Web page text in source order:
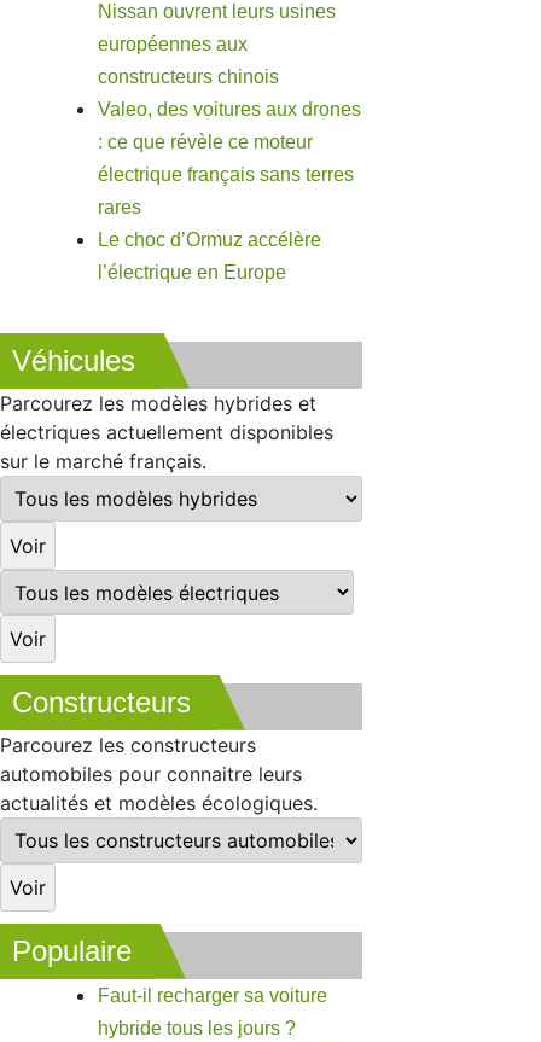
Nissan ouvrent leurs usines
européennes aux
constructeurs chinois
Valeo, des voitures aux drones
: ce que révèle ce moteur
électrique français sans terres
rares
Le choc d’Ormuz accélère
l’électrique en Europe
Véhicules
Parcourez les modèles hybrides et
électriques actuellement disponibles
sur le marché français.
Constructeurs
Parcourez les constructeurs
automobiles pour connaitre leurs
actualités et modèles écologiques.
Populaire
Faut-il recharger sa voiture
hybride tous les jours ?